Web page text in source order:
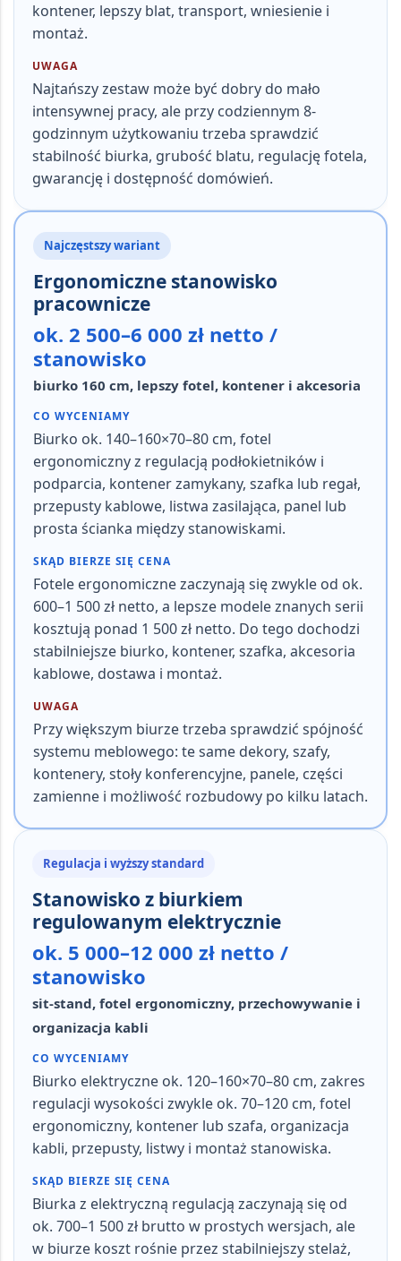
kontener, lepszy blat, transport, wniesienie i
montaż.
UWAGA
Najtańszy zestaw może być dobry do mało
intensywnej pracy, ale przy codziennym 8-
godzinnym użytkowaniu trzeba sprawdzić
stabilność biurka, grubość blatu, regulację fotela,
gwarancję i dostępność domówień.
Najczęstszy wariant
Ergonomiczne stanowisko
pracownicze
ok. 2 500–6 000 zł netto /
stanowisko
biurko 160 cm, lepszy fotel, kontener i akcesoria
CO WYCENIAMY
Biurko ok. 140–160×70–80 cm, fotel
ergonomiczny z regulacją podłokietników i
podparcia, kontener zamykany, szafka lub regał,
przepusty kablowe, listwa zasilająca, panel lub
prosta ścianka między stanowiskami.
SKĄD BIERZE SIĘ CENA
Fotele ergonomiczne zaczynają się zwykle od ok.
600–1 500 zł netto, a lepsze modele znanych serii
kosztują ponad 1 500 zł netto. Do tego dochodzi
stabilniejsze biurko, kontener, szafka, akcesoria
kablowe, dostawa i montaż.
UWAGA
Przy większym biurze trzeba sprawdzić spójność
systemu meblowego: te same dekory, szafy,
kontenery, stoły konferencyjne, panele, części
zamienne i możliwość rozbudowy po kilku latach.
Regulacja i wyższy standard
Stanowisko z biurkiem
regulowanym elektrycznie
ok. 5 000–12 000 zł netto /
stanowisko
sit-stand, fotel ergonomiczny, przechowywanie i
organizacja kabli
CO WYCENIAMY
Biurko elektryczne ok. 120–160×70–80 cm, zakres
regulacji wysokości zwykle ok. 70–120 cm, fotel
ergonomiczny, kontener lub szafa, organizacja
kabli, przepusty, listwy i montaż stanowiska.
SKĄD BIERZE SIĘ CENA
Biurka z elektryczną regulacją zaczynają się od
ok. 700–1 500 zł brutto w prostych wersjach, ale
w biurze koszt rośnie przez stabilniejszy stelaż,